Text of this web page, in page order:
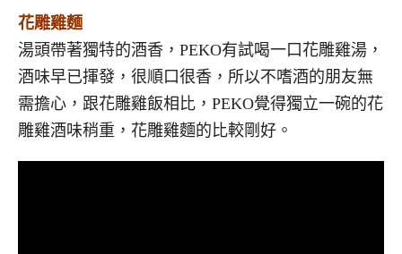
花雕雞麵
湯頭帶著獨特的酒香，PEKO有試喝一口花雕雞湯，
酒味早已揮發，很順口很香，所以不嗜酒的朋友無
需擔心，跟花雕雞飯相比，PEKO覺得獨立一碗的花
雕雞酒味稍重，花雕雞麵的比較剛好。